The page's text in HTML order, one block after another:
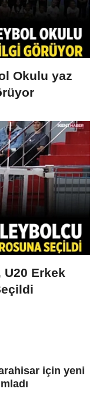
Okulu yaz
Erkek
için yeni